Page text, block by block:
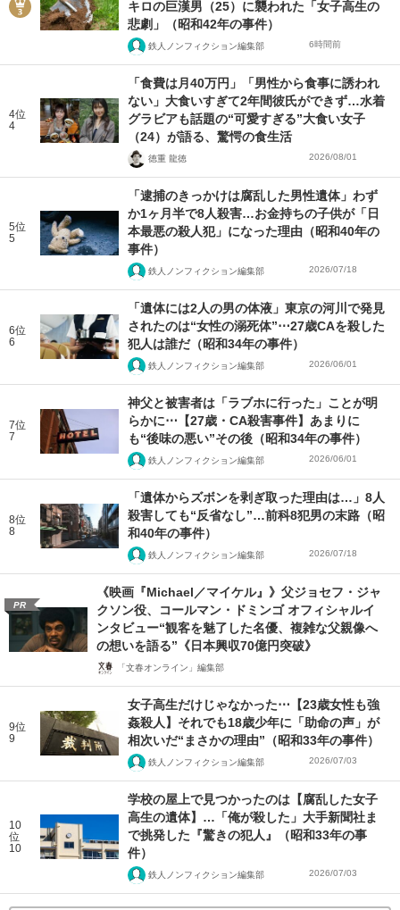
キロの巨漢男（25）に襲われた「女子高生の
悲劇」（昭和42年の事件）
鉄人ノンフィクション編集部 6時間前
4位
4
「食費は月40万円」「男性から食事に誘われ
ない」大食いすぎて2年間彼氏ができず…水着
グラビアも話題の“可愛すぎる”大食い女子
（24）が語る、驚愕の食生活
徳重 龍徳 2026/08/01
5位
5
「逮捕のきっかけは腐乱した男性遺体」わず
か1ヶ月半で8人殺害…お金持ちの子供が「日
本最悪の殺人犯」になった理由（昭和40年の
事件）
鉄人ノンフィクション編集部 2026/07/18
6位
6
「遺体には2人の男の体液」東京の河川で発見
されたのは“女性の溺死体”⋯27歳CAを殺した
犯人は誰だ（昭和34年の事件）
鉄人ノンフィクション編集部 2026/06/01
7位
7
神父と被害者は「ラブホに行った」ことが明
らかに⋯【27歳・CA殺害事件】あまりに
も“後味の悪い”その後（昭和34年の事件）
鉄人ノンフィクション編集部 2026/06/01
8位
8
「遺体からズボンを剥ぎ取った理由は…」8人
殺害しても“反省なし”…前科8犯男の末路（昭
和40年の事件）
鉄人ノンフィクション編集部 2026/07/18
PR
《映画『Michael／マイケル』》父ジョセフ・ジャ
クソン役、コールマン・ドミンゴ オフィシャルイ
ンタビュー“観客を魅了した名優、複雑な父親像へ
の想いを語る”《日本興収70億円突破》
「文春オンライン」編集部
9位
9
女子高生だけじゃなかった⋯【23歳女性も強
姦殺人】それでも18歳少年に「助命の声」が
相次いだ“まさかの理由”（昭和33年の事件）
鉄人ノンフィクション編集部 2026/07/03
10
位
10
学校の屋上で見つかったのは【腐乱した女子
高生の遺体】…「俺が殺した」大手新聞社ま
で挑発した『驚きの犯人』（昭和33年の事
件）
鉄人ノンフィクション編集部 2026/07/03